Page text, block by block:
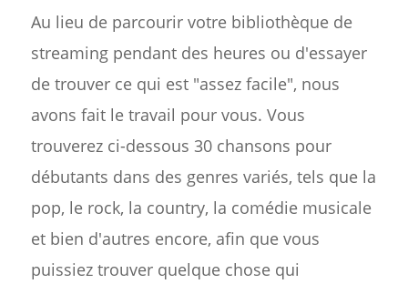
Au lieu de parcourir votre bibliothèque de
streaming pendant des heures ou d'essayer
de trouver ce qui est "assez facile", nous
avons fait le travail pour vous. Vous
trouverez ci-dessous 30 chansons pour
débutants dans des genres variés, tels que la
pop, le rock, la country, la comédie musicale
et bien d'autres encore, afin que vous
puissiez trouver quelque chose qui